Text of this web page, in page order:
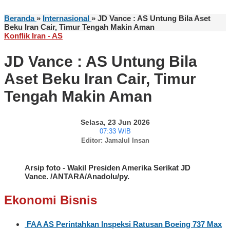
Beranda » Internasional » JD Vance : AS Untung Bila Aset
Beku Iran Cair, Timur Tengah Makin Aman
Konflik Iran - AS
JD Vance : AS Untung Bila
Aset Beku Iran Cair, Timur
Tengah Makin Aman
Selasa, 23 Jun 2026
07:33 WIB
Editor: Jamalul Insan
Arsip foto - Wakil Presiden Amerika Serikat JD
Vance. /ANTARA/Anadolu/py.
Ekonomi Bisnis
FAA AS Perintahkan Inspeksi Ratusan Boeing 737 Max